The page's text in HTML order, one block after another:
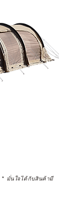
* มั่นใจได้กับสินค้ามี